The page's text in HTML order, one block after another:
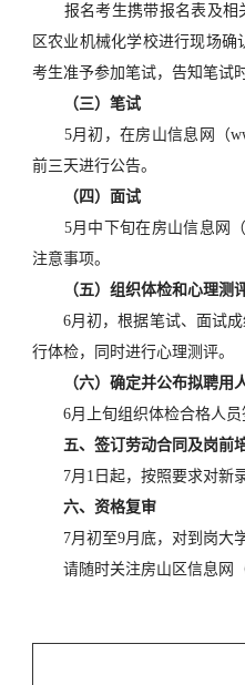
报名考生携带报名表及相
区农业机械化学校进行现场
考生准予参加笔试，告知笔试
（三） 笔试
5月初，在房山信息网（
前三天进行公告。
（四）面试
5月中下旬在房山信息网
注意事项。
（五）组织体检和心理测
6月初，根据笔试、面试
行体检，同时进行心理测评。
（六） 确定并公布拟聘用
6月上旬组织体检合格人
五、签订劳动合同及岗前
7月1日起，按照要求对新
六、资格复审
7月初至9月底，对到岗大
请随时关注房山区信息网